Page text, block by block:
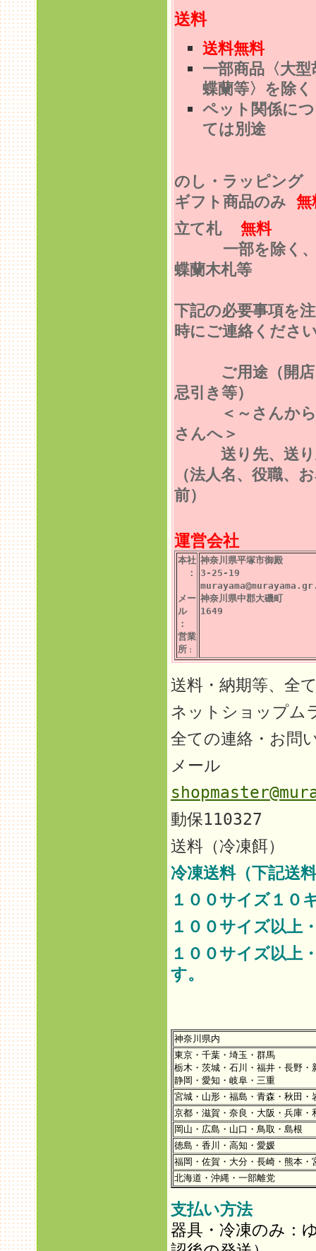
送料
送料無料
一部商品〈大型
蝶蘭等〉を除く
ペット関係に
ては別途
のし・ラッピン
ギフト商品のみ 無
立て札
無料
一部を除く
蝶蘭木札等
下記の必要事項を
時にご連絡くださ
ご用途（開店
忌引き等）
＜～さんから
さんへ＞
送り先、送り
（法人名、役職、
前）
運営会社
本社
：
メー
ル
：
営業
所 ：
神奈川県平塚市御殿
3-25-19
神奈川県中郡大磯町
1649
送料・納期等、全
ネットショップム
全ての連絡・お問
メール
動保110327
送料（冷凍餌）
冷凍送料（下記送
１００サイズ１０
１００サイズ以上
１００サイズ以上
す。
神奈川県内
東京・千葉・埼玉・群馬
栃木・茨城・石川・福井・長野・
静岡・愛知・岐阜・三重
宮城・山形・福島・青森・秋田・
京都・滋賀・奈良・大阪・兵庫・
岡山・広島・山口・鳥取・島根
徳島・香川・高知・愛媛
福岡・佐賀・大分・長崎・熊本・
北海道・沖縄・一部離党
支払い方法
器具・冷凍のみ：